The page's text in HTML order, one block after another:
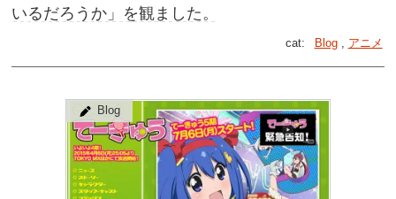
いるだろうか」を観ました。
cat: Blog, アニメ
Blog